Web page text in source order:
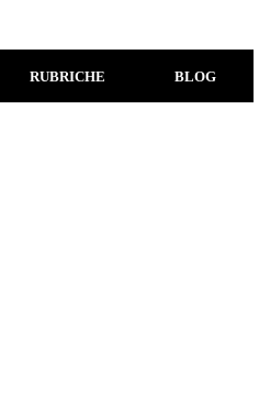
RUBRICHE BLOG